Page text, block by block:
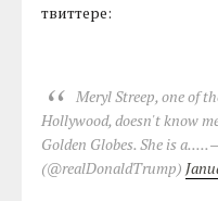
твиттере:
Meryl Streep, one of
Hollywood, doesn't know
Golden Globes. She is a.....
(@realDonaldTrump)